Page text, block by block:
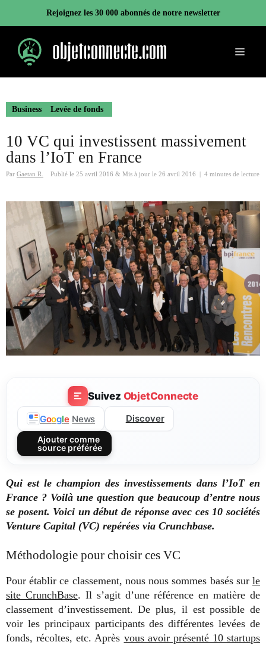
contenu
Rejoignez les 30 000 abonnés de notre newsletter
Menu
Business Levée de fonds
10 VC qui investissent massivement
dans l’IoT en France
Par Gaetan R. Publié le 25 avril 2016 & Mis à jour le 26 avril 2016 4 minutes de lecture
Suivez ObjetConnecte
Google News Discover
Ajouter comme
source préférée
Qui est le champion des investissements dans l’IoT en
France ? Voilà une question que beaucoup d’entre nous
se posent. Voici un début de réponse avec ces 10 sociétés
Venture Capital (VC) repérées via Crunchbase.
Méthodologie pour choisir ces VC
Pour établir ce classement, nous nous sommes basés sur le
site CrunchBase. Il s’agit d’une référence en matière de
classement d’investissement. De plus, il est possible de
voir les principaux participants des différentes levées de
fonds, récoltes, etc. Après vous avoir présenté 10 startups